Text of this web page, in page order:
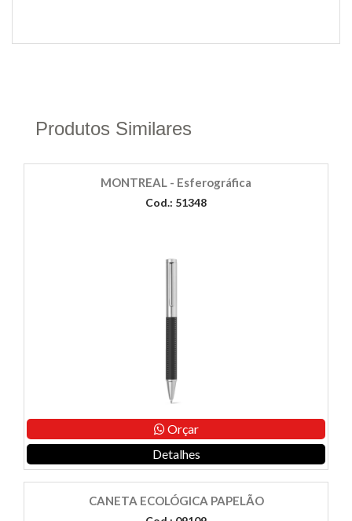
Produtos Similares
MONTREAL - Esferográfica
Cod.: 51348
Orçar
Detalhes
CANETA ECOLÓGICA PAPELÃO